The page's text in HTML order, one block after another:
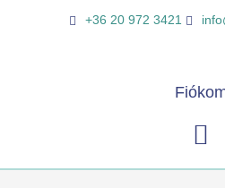
+36 20 972 3421